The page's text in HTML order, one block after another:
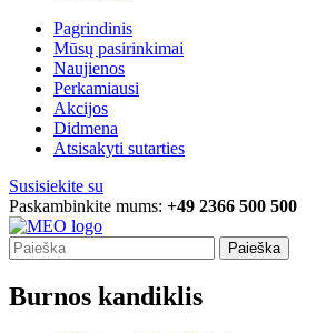
Pagrindinis
Mūsų pasirinkimai
Naujienos
Perkamiausi
Akcijos
Didmena
Atsisakyti sutarties
Susisiekite su
Paskambinkite mums: +49 2366 500 500
Paieška
Burnos kandiklis